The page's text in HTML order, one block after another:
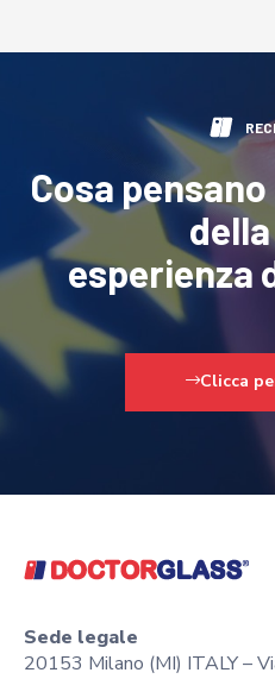
Cosa
esperienza
Clicca
Sede legale
20153 Milano (MI) ITALY –